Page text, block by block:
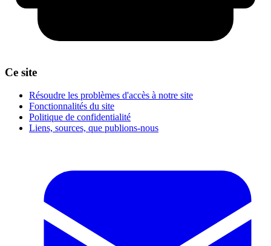
Ce site
Résoudre les problèmes d'accès à notre site
Fonctionnalités du site
Politique de confidentialité
Liens, sources, que publions-nous